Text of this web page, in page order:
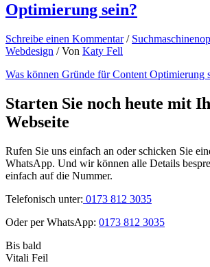
Optimierung sein?
Schreibe einen Kommentar /
Webdesign / Von Katy Fell
Was können Gründe für Content Optimierung
Starten Sie noch heute mit
Webseite
Rufen Sie uns einfach an oder schicken Sie
WhatsApp. Und wir können alle Details
einfach auf die Nummer.
Telefonisch unter: 0173 812 3035
Oder per WhatsApp: 0173 812 3035
Bis bald
Vitali Feil